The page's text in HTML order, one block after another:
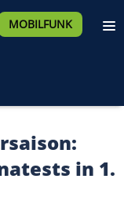
MOBILFUNK
in 1.